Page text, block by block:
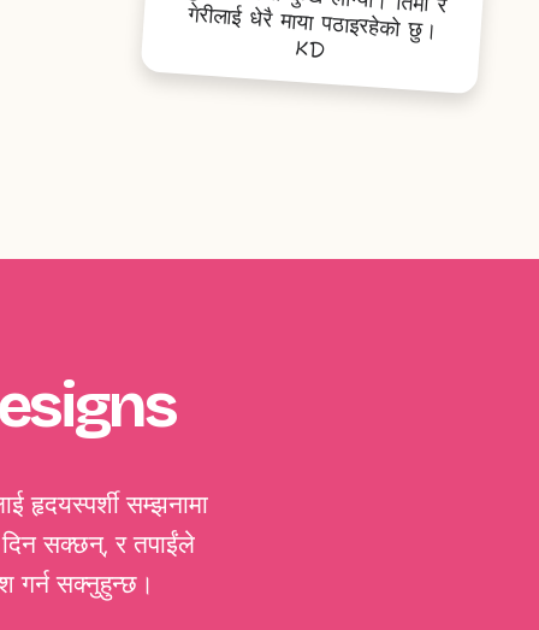
गेरीलाई धेरै माया पठाइरहेको छु।
KD
हृदयस्पर्शी सम्झनामा
सक्छन्, र तपाईंले
गर्न सक्नुहुन्छ।